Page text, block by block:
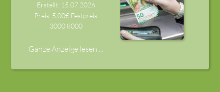
Erstellt: 15.07.2026
Preis: 5,00€ Festpreis
3000 8000
Ganze Anzeige lesen ...